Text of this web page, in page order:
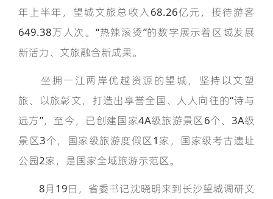
年上半年，望城文旅总收入68.26亿元，接待游客
649.38万人次。“热辣滚烫”的数字展示着区域发展
新活力、文旅融合新成果。
坐拥一江两岸优越资源的望城，坚持以文塑
旅、以旅彰文，打造出享誉全国、人人向往的“诗与
远方”，至今，已创建国家4A级旅游景区6个、3A级
景区3个，国家级旅游度假区1家，国家级考古遗址
公园2家，是国家全域旅游示范区。
8月19日，省委书记沈晓明来到长沙望城调研文